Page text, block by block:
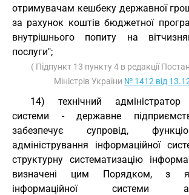
отримувачам кешбеку державної
за рахунок коштів бюджетної
внутрішнього попиту на
послуги";
( Підпункт 13 пункту 4 в редакції
Міністрів України № 1412 від
14) технічний адміністратор
системи - державне
забезпечує супровід,
адміністрування інформаційної
структурну систематизацію
визначені цим Порядком, з
інформаційної системи